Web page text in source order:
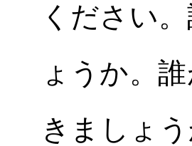
ください
ょうか。
きましょ